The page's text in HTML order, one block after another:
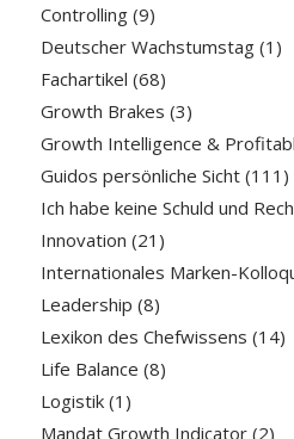
Controlling(9)
Deutscher Wachstumstag(1)
Fachartikel (68)
Growth Brakes (3)
Growth Intelligence &
Guidos persönliche Sicht(111)
Ich habe keine Schuld und
Innovation (21)
Internationales Marken-
Leadership (8)
Lexikon des Chefwissens (14)
Life Balance (8)
Logistik(1)
Mandat Growth Indicator(2)